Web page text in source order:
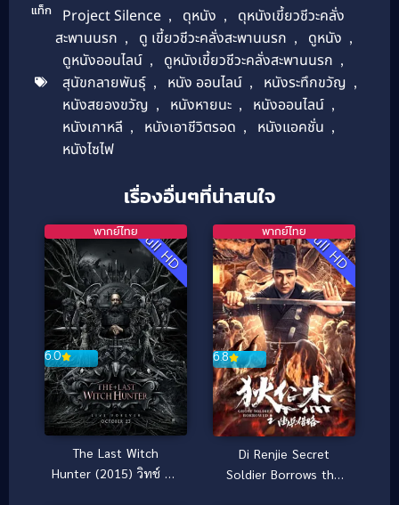
แท็ก Project Silence , ดุหนัง ,
ดุหนังเขี้ยวชีวะคลั่ง
สะพานนรก , ดู เขี้ยวชีวะคลั่งสะพานนรก , ดูหนัง ,
ดูหนังออนไลน์ , ดูหนังเขี้ยวชีวะคลั่งสะพานนรก ,
สุนัขกลายพันธุ์ , หนัง ออนไลน์ , หนังระทึกขวัญ ,
หนังสยองขวัญ , หนังหายนะ , หนังออนไลน์ ,
หนังเกาหลี , หนังเอาชีวิตรอด , หนังแอคชั่น ,
หนังไซไฟ
เรื่องอื่นๆที่น่าสนใจ
Full HD
6.0
พากย์ไทย
The Last Witch
Hunter (2015) วิทช์ ฮัน
Full HD
6.8
พากย์ไทย
Di Renjie Secret
Soldier Borrows the